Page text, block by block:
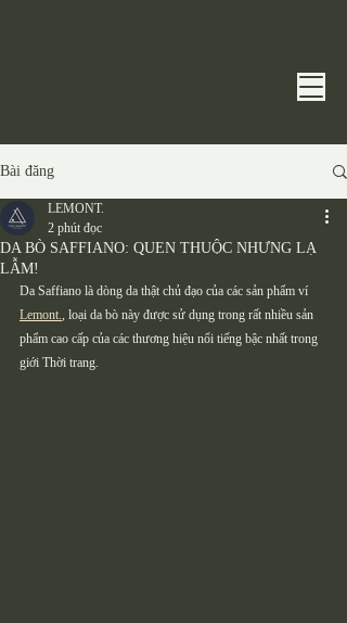
Bài đăng
DA BÒ SAFFIANO: QUEN THUỘC NHƯNG LẠ
LẪM!
LEMONT.
2 phút đọc
Da Saffiano là dòng da thật chủ đạo của các sản phẩm ví
Lemont., loại da bò này được sử dụng trong rất nhiều sản
phẩm cao cấp của các thương hiệu nổi tiếng bậc nhất trong
giới Thời trang.